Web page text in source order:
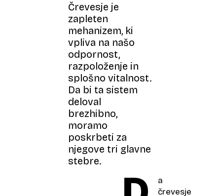
Črevesje je
zapleten
mehanizem, ki
vpliva na našo
odpornost,
razpoloženje in
splošno vitalnost.
Da bi ta sistem
deloval
brezhibno,
moramo
poskrbeti za
njegove tri glavne
stebre.
a
črevesje